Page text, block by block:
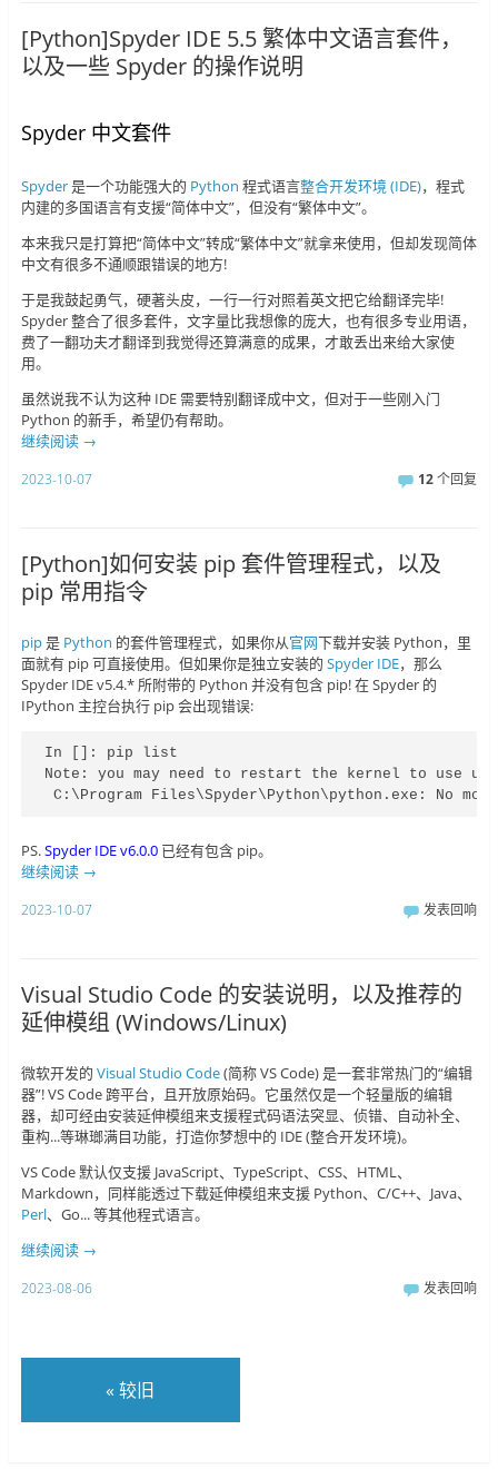
[Python]Spyder IDE 5.5 繁体中文语言套件，
以及一些 Spyder 的操作说明
Spyder 中文套件
Spyder是一个功能强大的 Python 程式语言整合开发环境 (IDE)，程式
内建的多国语言有支援“简体中文”，但没有“繁体中文”。
本来我只是打算把“简体中文”转成“繁体中文”就拿来使用，但却发现简体
中文有很多不通顺跟错误的地方!
于是我鼓起勇气，硬著头皮，一行一行对照着英文把它给翻译完毕!
Spyder 整合了很多套件，文字量比我想像的庞大，也有很多专业用语，
费了一翻功夫才翻译到我觉得还算满意的成果，才敢丢出来给大家使
用。
虽然说我不认为这种 IDE 需要特别翻译成中文，但对于一些刚入门
Python 的新手，希望仍有帮助。
继续阅读 →
2023-10-07 12个回复
[Python]如何安装 pip 套件管理程式，以及
pip 常用指令
pip是 Python 的套件管理程式，如果你从官网下载并安装 Python，里
面就有 pip 可直接使用。但如果你是独立安装的 Spyder IDE，那么
Spyder IDE v5.4.* 所附带的 Python 并没有包含 pip! 在 Spyder 的
IPython 主控台执行 pip 会出现错误:
In []: pip list
Note: you may need to restart the kernel to use
C:\Program Files\Spyder\Python\python.exe: No
PS.Spyder IDE v6.0.0已经有包含 pip。
继续阅读 →
2023-10-07 发表回响
Visual Studio Code 的安装说明，以及推荐的
延伸模组 (Windows/Linux)
微软开发的 Visual Studio Code(简称 VS Code) 是一套非常热门的“编辑
器”! VS Code 跨平台，且开放原始码。它虽然仅是一个轻量版的编辑
器，却可经由安装延伸模组来支援程式码语法突显、侦错、自动补全、
重构...等琳瑯满目功能，打造你梦想中的 IDE (整合开发环境)。
VS Code 默认仅支援 JavaScript、TypeScript、CSS、HTML、
Markdown，同样能透过下载延伸模组来支援 Python、C/C++、Java、
Perl、Go... 等其他程式语言。
继续阅读 →
2023-08-06 发表回响
« 较旧